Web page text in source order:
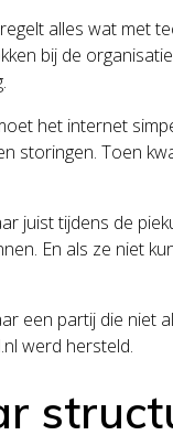
alles wat met
bij de
het internet
storingen. Toen
tijdens de
En als ze niet
een partij die niet
werd hersteld.